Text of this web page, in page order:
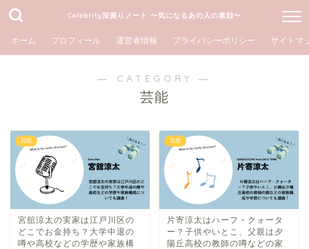
Celebrity深掘りノート 〜気になるあの人の素顔〜
ホーム プロフィール 運営者情報 プライバシーポリシー サイトマ
― CATEGORY ―
芸能
芸能
宮舘涼太の実家は江戸川区の
どこでお金持ち？大学中退の
噂や高校などの学歴や家族構
芸能
片寄涼太はハーフ・クォータ
ー？子供やいとこ、父親は夕
陽丘高校の教師の噂などの家